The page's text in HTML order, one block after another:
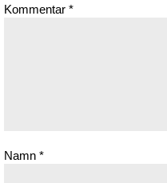
Kommentar *
Namn *